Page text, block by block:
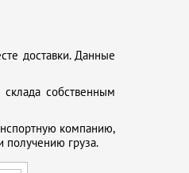
доставки. Данные
собственным
компанию,
получению груза.